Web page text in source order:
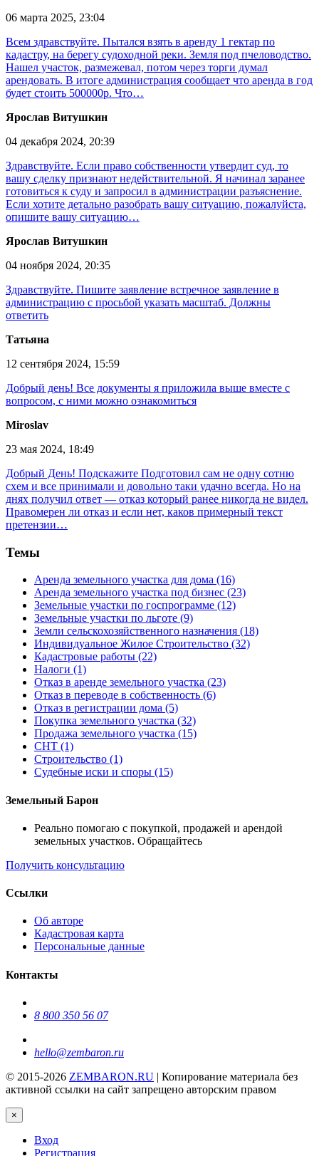
06 марта 2025, 23:04
Всем здравствуйте. Пытался взять в аренду 1 гектар по
кадастру, на берегу судоходной реки. Земля под пчеловодство.
Нашел участок, размежевал, потом через торги думал
арендовать. В итоге администрация сообщает что аренда в год
будет стоить 500000р. Что…
Ярослав Витушкин
04 декабря 2024, 20:39
Здравствуйте. Если право собственности утвердит суд, то
вашу сделку признают недействительной. Я начинал заранее
готовиться к суду и запросил в администрации разъяснение.
Если хотите детально разобрать вашу ситуацию, пожалуйста,
опишите вашу ситуацию…
Ярослав Витушкин
04 ноября 2024, 20:35
Здравствуйте. Пишите заявление встречное заявление в
администрацию с просьбой указать масштаб. Должны
ответить
Татьяна
12 сентября 2024, 15:59
Добрый день! Все документы я приложила выше вместе с
вопросом, с ними можно ознакомиться
Miroslav
23 мая 2024, 18:49
Добрый День! Подскажите Подготовил сам не одну сотню
схем и все принимали и довольно таки удачно всегда. Но на
днях получил ответ — отказ который ранее никогда не видел.
Правомерен ли отказ и если нет, каков примерный текст
претензии…
Темы
Аренда земельного участка для дома (16)
Аренда земельного участка под бизнес (23)
Земельные участки по госпрограмме (12)
Земельные участки по льготе (9)
Земли сельскохозяйственного назначения (18)
Индивидуальное Жилое Строительство (32)
Кадастровые работы (22)
Налоги (1)
Отказ в аренде земельного участка (23)
Отказ в переводе в собственность (6)
Отказ в регистрации дома (5)
Покупка земельного участка (32)
Продажа земельного участка (15)
СНТ (1)
Строительство (1)
Судебные иски и споры (15)
Земельный Барон
Реально помогаю с покупкой, продажей и арендой
земельных участков. Обращайтесь
Получить консультацию
Ссылки
Об авторе
Кадастровая карта
Персональные данные
Контакты
8 800 350 56 07
hello@zembaron.ru
© 2015-2026 ZEMBARON.RU | Копирование материала без
активной ссылки на сайт запрещено авторским правом
×
Вход
Регистрация